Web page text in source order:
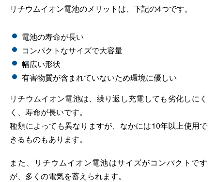
リチウムイオン電池のメリットは、下記の4つです。
電池の寿命が長い
コンパクトなサイズで大容量
幅広い形状
有害物質が含まれていないため環境に優しい
リチウムイオン電池は、繰り返し充電しても劣化しにく
く、寿命が長いです。
種類によっても異なりますが、なかには10年以上使用で
きるものもあります。
また、リチウムイオン電池はサイズがコンパクトです
が、多くの電気を蓄えられます。